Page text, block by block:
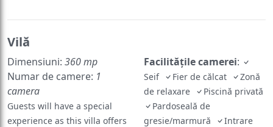
Vilă
Dimensiuni: 360 mp
Numar de camere: 1
camera
Guests will have a special
experience as this villa offers
Facilităţile camerei:
Seif Fier de călcat
Zonă
de relaxare
Piscină privată
Pardoseală de
gresie/marmură
Intrare